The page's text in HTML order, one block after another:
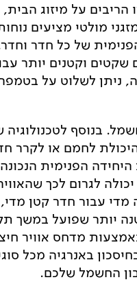
על מיזוג הבית,
מולטי מציעים
של כל חדר
שקטים וקטנים יותר
ניתן לשלוט על
בנוסף לטכנולוגיה
לחמם או לקרר
הפנימית
לגרום לכך
מדי עבור חדר קטן
יותר שפועל במשך
מדחס אוויר
באנרגיה מכל
החשמל שלכם.